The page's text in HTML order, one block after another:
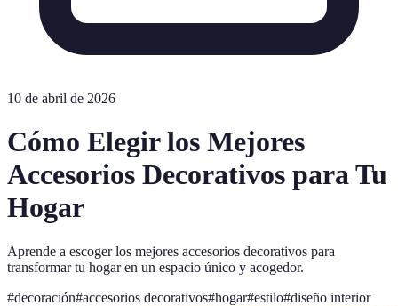
10 de abril de 2026
Cómo Elegir los Mejores
Accesorios Decorativos para Tu
Hogar
Aprende a escoger los mejores accesorios decorativos para
transformar tu hogar en un espacio único y acogedor.
#decoración#accesorios decorativos#hogar#estilo#diseño interior